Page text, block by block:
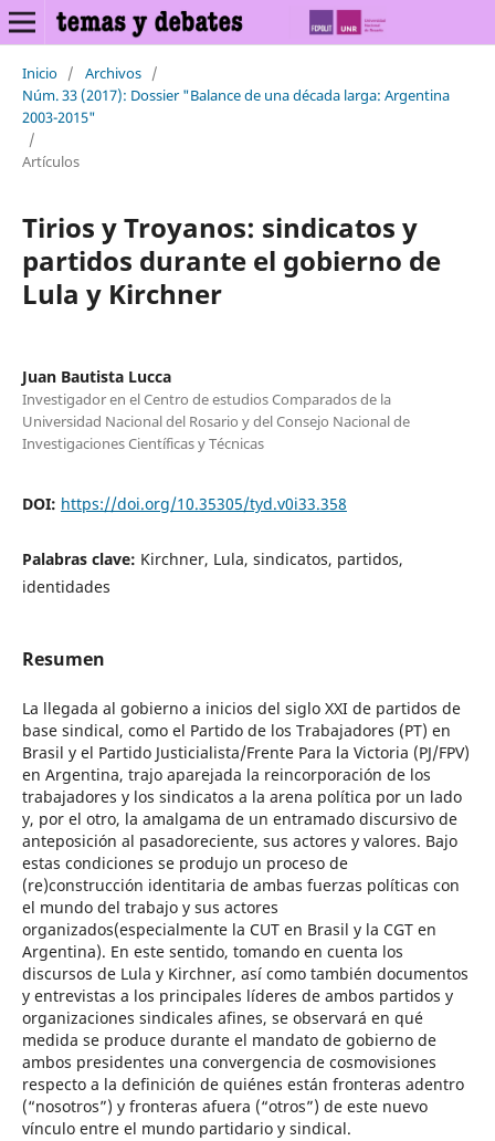
Inicio / Archivos /
Núm. 33 (2017): Dossier "Balance de una década larga: Argentina
2003-2015"
/
Artículos
Tirios y Troyanos: sindicatos y
partidos durante el gobierno de
Lula y Kirchner
Juan Bautista Lucca
Investigador en el Centro de estudios Comparados de la
Universidad Nacional del Rosario y del Consejo Nacional de
Investigaciones Científicas y Técnicas
DOI: https://doi.org/10.35305/tyd.v0i33.358
Palabras clave: Kirchner, Lula, sindicatos, partidos,
identidades
Resumen
La llegada al gobierno a inicios del siglo XXI de partidos de
base sindical, como el Partido de los Trabajadores (PT) en
Brasil y el Partido Justicialista/Frente Para la Victoria (PJ/FPV)
en Argentina, trajo aparejada la reincorporación de los
trabajadores y los sindicatos a la arena política por un lado
y, por el otro, la amalgama de un entramado discursivo de
anteposición al pasadoreciente, sus actores y valores. Bajo
estas condiciones se produjo un proceso de
(re)construcción identitaria de ambas fuerzas políticas con
el mundo del trabajo y sus actores
organizados(especialmente la CUT en Brasil y la CGT en
Argentina). En este sentido, tomando en cuenta los
discursos de Lula y Kirchner, así como también documentos
y entrevistas a los principales líderes de ambos partidos y
organizaciones sindicales afines, se observará en qué
medida se produce durante el mandato de gobierno de
ambos presidentes una convergencia de cosmovisiones
respecto a la definición de quiénes están fronteras adentro
(“nosotros”) y fronteras afuera (“otros”) de este nuevo
vínculo entre el mundo partidario y sindical.